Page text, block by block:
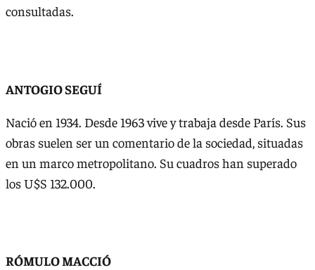
consultadas.
ANTOGIO SEGUÍ
Nació en 1934. Desde 1963 vive y trabaja desde París. Sus
obras suelen ser un comentario de la sociedad, situadas
en un marco metropolitano. Su cuadros han superado
los U$S 132.000.
RÓMULO MACCIÓ